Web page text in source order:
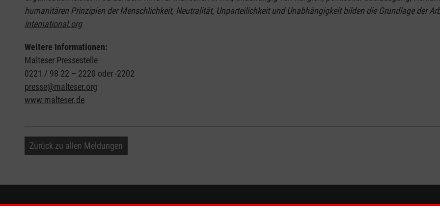
humanitären Prinzipien der Menschlichkeit, Neutralität, Unparteilichkeit und Unabhängigkeit bilden die Grundlage der
international.org
Weitere Informationen:
Malteser Pressestelle
0221 / 98 22 – 2220 oder -2202
presse@malteser.org
www.malteser.de
Zurück zu allen Meldungen
Informationen Die Malteser Spendenkonto